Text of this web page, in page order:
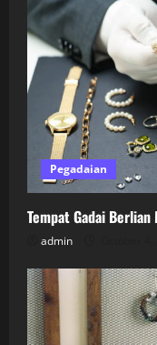
Pegadaian
Tempat Gadai
admin